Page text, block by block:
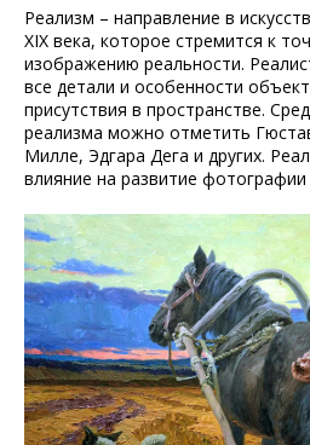
Реализм – направление в
XIX века, которое стремится к
изображению реальности.
все детали и особенности
присутствия в пространстве.
реализма можно отметить
Милле, Эдгара Дега и других.
влияние на развитие